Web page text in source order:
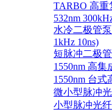
TARBO 高重
532nm
水冷二极管
1kHz 10ns)
短脉冲二极
1550nm 高
1550nm 台式
微小型脉冲
小型脉冲光